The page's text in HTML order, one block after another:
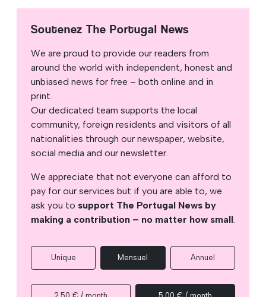
Soutenez The Portugal News
We are proud to provide our readers from
around the world with independent, honest and
unbiased news for free – both online and in
print.
Our dedicated team supports the local
community, foreign residents and visitors of all
nationalities through our newspaper, website,
social media and our newsletter.
We appreciate that not everyone can afford to
pay for our services but if you are able to, we
ask you to support The Portugal News by
making a contribution – no matter how small.
Unique Mensuel Annuel